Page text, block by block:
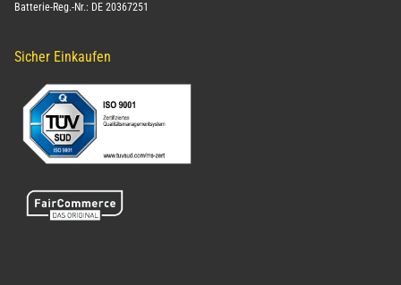
Batterie-Reg.-Nr.: DE 20367251
Sicher Einkaufen